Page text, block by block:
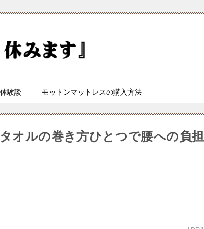
験談 モットンマットレスの購入方法
オルの巻き方ひとつで腰への負担